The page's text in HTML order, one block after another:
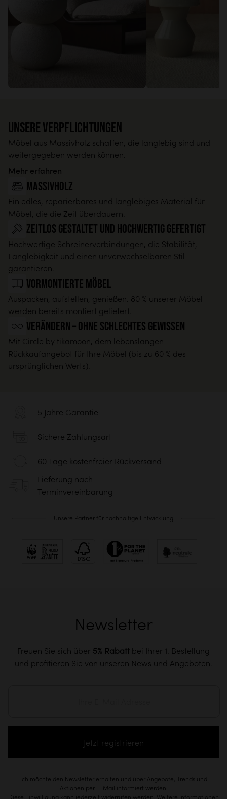
Montage
Unsere Verpflichtungen
Möbel aus Massivholz schaffen, die langlebig sind und
weitergegeben werden können.
Mehr erfahren
Massivholz
Ein edles, reparierbares und langlebiges Material für
Möbel, die die Zeit überdauern.
Zeitlos gestaltet und hochwertig gefertigt
Hochwertige Schreinerverbindungen, die Stabilität,
Langlebigkeit und einen unverwechselbaren Stil
garantieren.
Vormontierte Möbel
Auspacken, aufstellen, genießen. 80 % unserer Möbel
werden bereits montiert geliefert.
Verändern – ohne schlechtes Gewissen
Mit Circle by tikamoon, dem lebenslangen
Rückkaufangebot für Ihre Möbel (bis zu 60 % des
ursprünglichen Werts).
5 Jahre Garantie
Sichere Zahlungsart
60 Tage kostenfreier Rückversand
Lieferung nach
Terminvereinbarung
Unsere Partner für nachhaltige Entwicklung
Newsletter
Freuen Sie sich über 5% Rabatt bei Ihrer 1. Bestellung
und profitieren Sie von unseren News und Angeboten.
Jetzt registrieren
Ich möchte den Newsletter erhalten und über Angebote, Trends und
Aktionen per E-Mail informiert werden.
Diese Einwilligung kann jederzeit widerrufen werden. Weitere Informationen